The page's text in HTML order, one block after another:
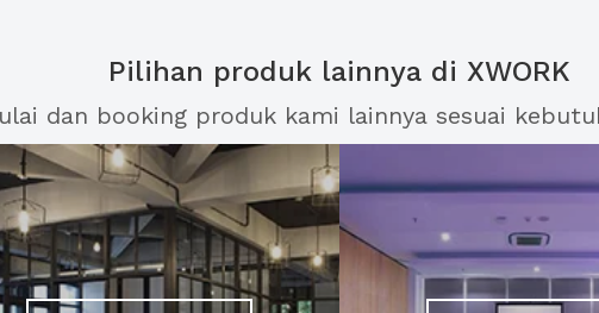
Pilihan produk lainnya di XWORK
dan booking produk kami lainnya sesuai